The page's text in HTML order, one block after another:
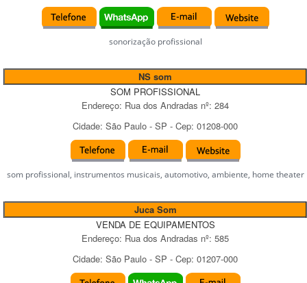
sonorização profissional
NS som
SOM PROFISSIONAL
Endereço: Rua dos Andradas nº: 284
Cidade: São Paulo - SP - Cep: 01208-000
som profissional, instrumentos musicais, automotivo, ambiente, home theater
Juca Som
VENDA DE EQUIPAMENTOS
Endereço: Rua dos Andradas nº: 585
Cidade: São Paulo - SP - Cep: 01207-000